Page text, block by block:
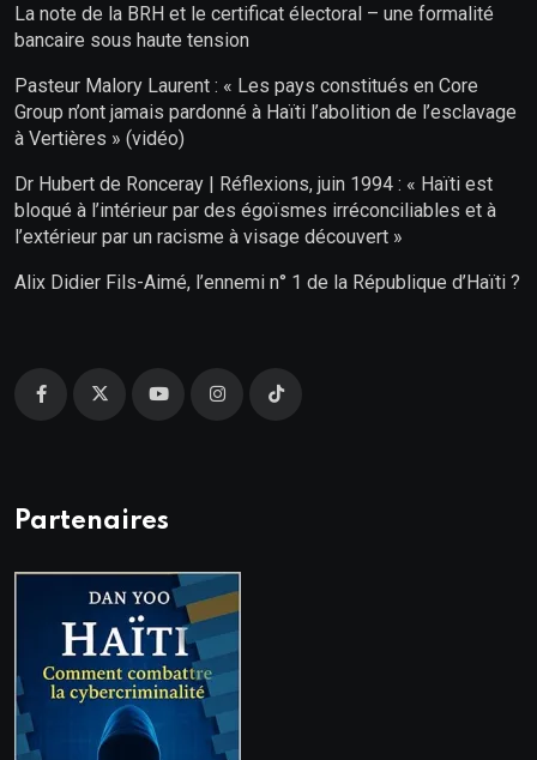
La note de la BRH et le certificat électoral – une formalité
bancaire sous haute tension
Pasteur Malory Laurent : « Les pays constitués en Core
Group n’ont jamais pardonné à Haïti l’abolition de l’esclavage
à Vertières » (vidéo)
Dr Hubert de Ronceray | Réflexions, juin 1994 : « Haïti est
bloqué à l’intérieur par des égoïsmes irréconciliables et à
l’extérieur par un racisme à visage découvert »
Alix Didier Fils-Aimé, l’ennemi n° 1 de la République d’Haïti ?
Partenaires